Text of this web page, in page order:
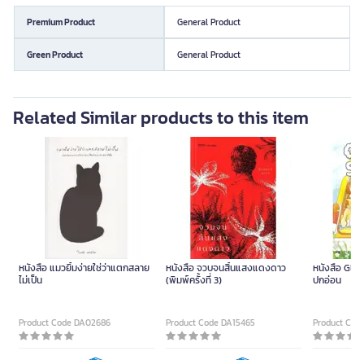
Premium Product General Product
Green Product General Product
Related Similar products to this item
หนังสือ แมวยิ้มง่ายใช่ว่าแตกสลาย
ไม่เป็น
Product Code DA02686
หนังสือ จวบจนสิ้นแสงแดงดาว
(พิมพ์ครั้งที่ 3)
Product Code DA15465
หนังสือ
ปกอ่อน
Product